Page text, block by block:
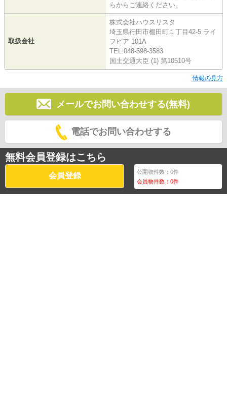
らからご連絡ください。
取扱会社
株式会社ハウスリスタ
埼玉県行田市棚田町１丁目42-5 ライ
フピア 101A
TEL:048-598-3583
国土交通大臣 (1) 第10510号
情報の見方
メールでお問い合わせする(無料)
電話でお問い合わせする
無料会員登録はこちら
会員登録 公開物件数：0件
会員物件数：0件